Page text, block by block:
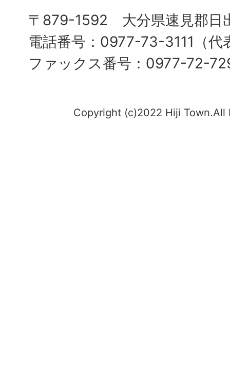
〒879-1592 大分県速見郡日
電話番号：0977-73-3111（代
ファックス番号：0977-72-
Copyright (c)2022 Hiji Town.All